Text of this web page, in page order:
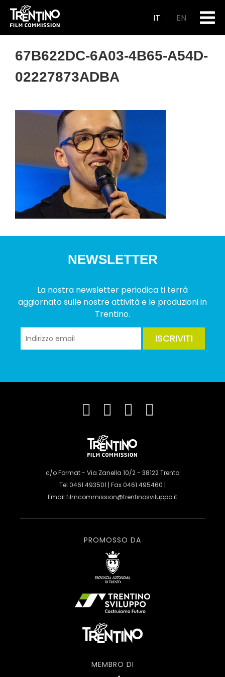
IT EN
67B622DC-6A03-4B65-A54D-
02227873ADBA
NEWSLETTER
La nostra newsletter periodica ti terrà
aggiornato sulle nostre attività e le produzioni in
Trentino.
ISCRIVITI
c/o Format - Via Zanella 10/2 - 38122 Trento
Tel 0461.493501 | Fax 0461.495460 |
Email filmcommission@trentinosviluppo.it
PROMOSSO DA
MEMBRO DI